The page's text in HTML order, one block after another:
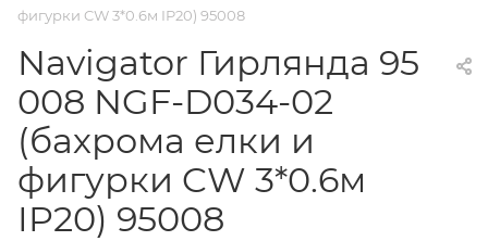
фигурки CW 3*0.6м IP20) 95008
Navigator Гирлянда 95
008 NGF-D034-02
(бахрома елки и
фигурки CW 3*0.6м
IP20) 95008